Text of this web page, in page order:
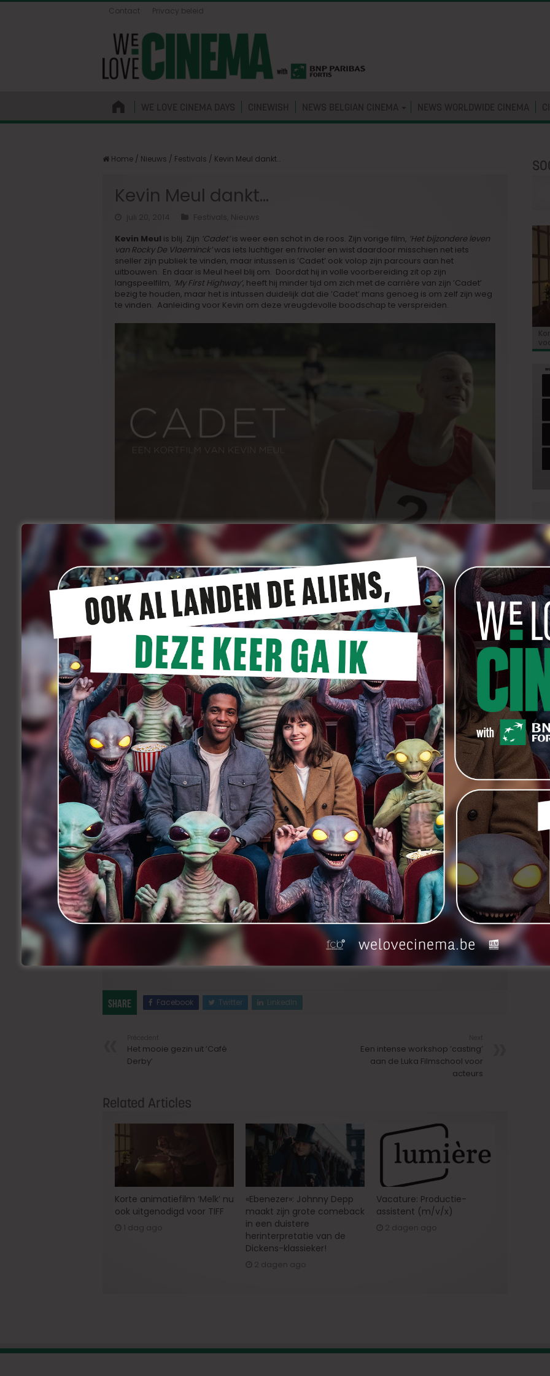
Contact Privacy beleid
WE LOVE CINEMA DAYS CINEWISH NEWS BELGIAN CINEMA NEWS WORLDWIDE CINEMA
Home / Nieuws / Festivals / Kevin Meul dankt…
Kevin Meul dankt…
Nieuws
Kevin Meul is blij. Zijn ’Cadet’is weer een schot in de roos. Zijn vorige film, ’Het bijzondere leven
van Rocky De Vlaeminck’was iets luchtiger en frivoler en wist daardoor misschien net iets
sneller zijn publiek te vinden, maar intussen is ’Cadet’ ook volop zijn parcours aan het
uitbouwen. En daar is Meul heel blij om. Doordat hij in volle voorbereiding zit op zijn
langspeelfilm, ’My First Highway’, heeft hij minder tijd om zich met de carrière van zijn ’Cadet’
bezig te houden, maar het is intussen duidelijk dat die ’Cadet’ mans genoeg is om zelf zijn weg
te vinden. Aanleiding voor Kevin om deze vreugdevolle boodschap te verspreiden.
Hallo vrienden van de cinema!
Hopelijk gaat het jullie allemaal goed!
Onze ’Cadet’ is nu iets meer dan een half jaar oud, en dat hebben we geweten. Na de
wereldpremière in Leuven, volgde de internationale première op het prestigieuze SXSW
Festival in Texas. En sindsdien is de trein aan sneltempo vertrokken.
De teller staat voorlopig op een dertigtal filmfestivals in binnen- en buitenland, en we hebben
tot dusver 4 awards en 1 speciale vermelding verzameld. Ondermeer voor Aäron als Best Actor
op het PictureStart Filmfestival in New York, en vorige maand wonnen we ook de Prijs van de
Pers voor Beste Nationale Kortfilm op het Brussels Filmfestival.
En ook de toekomst ziet er rooskleurig uit met oa selecties voor het Filmfestival van Oostende
en voor de oscar-qualifying festivals in Odense, Montreal en Bristol. En als kers op de taart een
fijne vermelding in het Dazed & Confused Magazine waarbij we door de programmator van
SXSW worden vermeld bij de tien interessantste kortfilms van het jaar. Met andere woorden
dat loopt lekker!
Dit is dan ook de perfecte gelegenheid om jullie nog eens héél hard te bedanken voor al het
geleverde werk, jullie hebben allemaal bijgedragen aan dit bescheiden succes.
Zie ook :
–Kevin Meul over ’Cadet’
–Kevin Meul over ’My First Highway’
–’Cadet’ wint in Brussel
–Kevin Meul klaar voor de lange afstand
–’Cadet’ in Delicatessen on Tour
’Rocky De Vlaeminck’ wint
Share Facebook Twitter LinkedIn
Het mooie gezin uit ’Café
Derby’
Een intense workshop ’casting’
aan de Luka Filmschool voor
acteurs
Related Articles
Korte animatiefilm ‘Melk’ nu
ook uitgenodigd voor TIFF
1 dag ago
«Ebenezer»: Johnny Depp
maakt zijn grote comeback
in een duistere
herinterpretatie van de
Dickens-klassieker!
2 dagen ago
Vacature: Productie-
assistent (m/v/x)
2 dagen ago
de